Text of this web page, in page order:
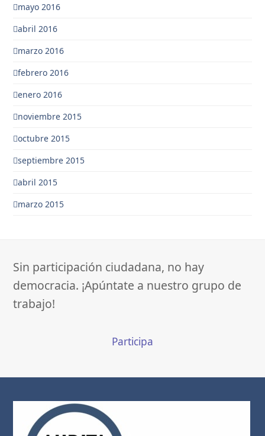
mayo 2016
abril 2016
marzo 2016
febrero 2016
enero 2016
noviembre 2015
octubre 2015
septiembre 2015
abril 2015
marzo 2015
Sin participación ciudadana, no hay
democracia. ¡Apúntate a nuestro grupo de
trabajo!
Participa